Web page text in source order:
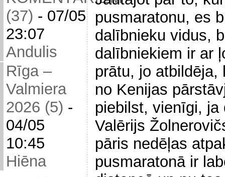
(37) - 07/05
23:07
Andulis
Rīga –
Valmiera
2026 (5) -
04/05
10:45
Hiēna
pusmaratonu, es
dalībnieku vidus,
dalībniekiem ir ar
prātu, jo
no Kenijas
piebilst, vienīgi, ja
Valērijs
pāris nedēļas
pusmaratonā ir